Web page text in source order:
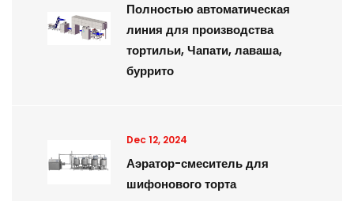
Полностью автоматическая
линия для производства
тортильи, Чапати, лаваша,
буррито
Dec 12, 2024
Аэратор-смеситель для
шифонового торта